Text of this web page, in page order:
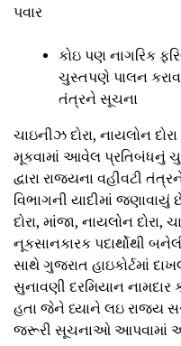
પવાર
કોઇ પણ નાગરિક
ચુસ્‍તપણે પાલન
તંત્રને સૂચના
ચાઇનીઝ દોરા, નાયલોન
મૂકવામાં આવેલ પ્રતિબંધનું
દ્વારા રાજયના વહીવટી
વિભાગની યાદીમાં
દોરા, માંજા, નાયલોન
નૂકસાનકારક પદાર્થોથી
સાથે ગુજરાત હાઇકોર્ટમાં
સુનાવણી દરમિયાન નામદાર
હતા જેને ધ્‍યાને લઇ રાજય
જરૂરી સૂચનાઓ આપવામાં